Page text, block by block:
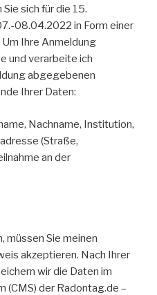
sich für die 15.
08.04.2022 in Form einer
Ihre Anmeldung
und verarbeite ich
abgegebenen
Ihrer Daten:
Nachname, Institution,
(Straße,
an der
müssen Sie meinen
akzeptieren. Nach Ihrer
wir die Daten im
der Radontag.de –